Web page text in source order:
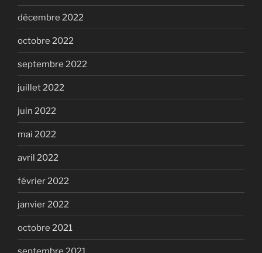
décembre 2022
octobre 2022
septembre 2022
juillet 2022
juin 2022
mai 2022
avril 2022
février 2022
janvier 2022
octobre 2021